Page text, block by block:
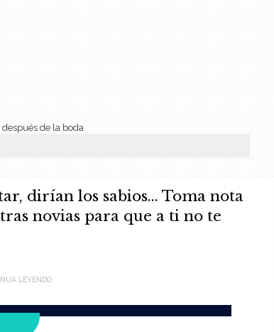
dirían los sabios... Toma nota
novias para que a ti no te